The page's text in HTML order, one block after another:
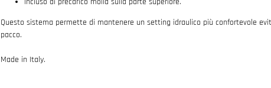
Questo sistema permette di mantenere un setting idraulico più confortevole
pacco.
Made in Italy.